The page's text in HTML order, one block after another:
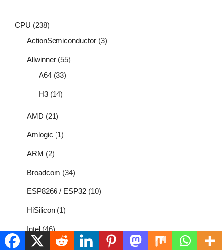
CPU (238)
ActionSemiconductor (3)
Allwinner (55)
A64 (33)
H3 (14)
AMD (21)
Amlogic (1)
ARM (2)
Broadcom (34)
ESP8266 / ESP32 (10)
HiSilicon (1)
Intel(46)
Leadcore (3)